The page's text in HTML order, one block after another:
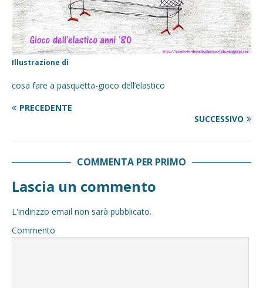
Illustrazione di
cosa fare a pasquetta-gioco dell’elastico
PRECEDENTE
SUCCESSIVO
COMMENTA PER PRIMO
Lascia un commento
L'indirizzo email non sarà pubblicato.
Commento